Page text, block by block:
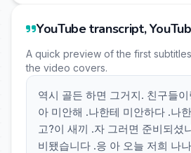
YouTube transcript,
A quick preview of the first
the video covers.
역시 골든 하면 그거지. 친구들
아 미안해 .나한테 미안하다 .나
고?이 새끼 .자 그러면 준비되셨
비됐습니다 .응 아 오늘 저희 나